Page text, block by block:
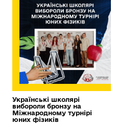
Українські школярі
вибороли бронзу на
Міжнародному турнірі
юних фізиків